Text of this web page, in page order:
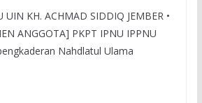
UIN KH. ACHMAD SIDDIQ JEMBER •
ANGGOTA] PKPT IPNU IPPNU
Nahdlatul Ulama